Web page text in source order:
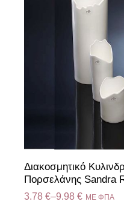
Διακοσμητικό
Πορσελάνης Sandra
3.78 €–9.98 € ME ΦΠΑ